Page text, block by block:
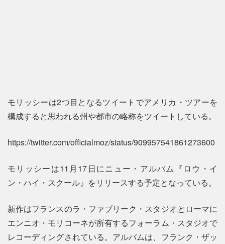
モリッシーは2つ目となるツイートでアメリカ・ツアーを
構成すると思われる州や都市の略称をツイートしている。
https://twitter.com/officialmoz/status/909957541861273600
モリッシーは11月17日にニュー・アルバム『ロウ・イ
ン・ハイ・スクール』をリリースする予定となっている。
新作はフランスのラ・ファブリーク・スタジオとローマに
エンニオ・モリコーネが所有するフォーラム・スタジオで
レコーディングされている。アルバムは、フランク・ザッ